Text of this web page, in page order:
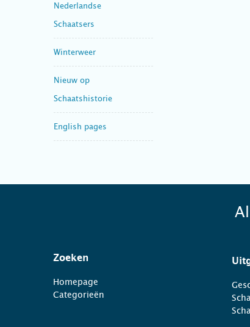
Nederlandse
Schaatsers
Winterweer
Nieuw op
Schaatshistorie
English pages
Zoeken
Homepage
Categorieën